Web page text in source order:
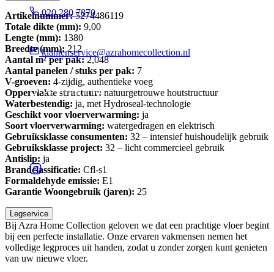
020 280 7870
klantenservice@azrahomecollection.nl
Sierenborch 10
1043 BA Amsterdam
Artikelnummer:5274486119
Totale dikte (mm): 9,00
Lengte (mm): 1380
Breedte (mm):212
Aantal m² per pak:2,048
Aantal panelen / stuks per pak: 7
V-groeven: 4-zijdig, authentieke voeg
Oppervlakte structuur: natuurgetrouwe houtstructuur
Waterbestendig: ja, met Hydroseal-technologie
Geschikt voor vloerverwarming: ja
Soort vloerverwarming: watergedragen en elektrisch
Gebruiksklasse consumenten: 32 – intensief huishoudelijk gebruik
Gebruiksklasse project: 32 – licht commercieel gebruik
Antislip: ja
Brandclassificatie: Cfl-s1
Formaldehyde emissie: E1
Garantie Woongebruik (jaren): 25
Legservice
Bij Azra Home Collection geloven we dat een prachtige vloer begint
bij een perfecte installatie. Onze ervaren vakmensen nemen het
volledige legproces uit handen, zodat u zonder zorgen kunt genieten
van uw nieuwe vloer.